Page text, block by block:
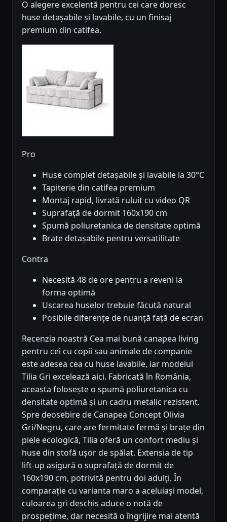
O alegere excelentă pentru cei care doresc
huse detașabile și lavabile, cu un finisaj
premium din catifea.
Pro
Huse complet detașabile și lavabile la 30°C
Tapiterie din catifea premium
Montaj rapid, livrată ruluit cu video QR
Suprafață de dormit 160x190 cm
Spumă poliuretanica de densitate optimă
Brațe detașabile pentru versatilitate
Contra
Necesită 48 de ore pentru a reveni la
forma optimă
Uscarea huselor trebuie făcută natural
Posibile diferențe de nuanță față de ecran
Recenzia noastră Cea mai bună canapea living
pentru cei cu copii sau animale de companie
este adesea cea cu huse lavabile, iar modelul
Tilia Gri excelează aici. Fabricată în România,
aceasta folosește o spumă poliuretanica cu
densitate optimă și un cadru metalic rezistent.
Spre deosebire de Canapea Concept Olivia
Gri/Negru, care are fermitate fermă și brațe din
piele ecologică, Tilia oferă un confort mediu și
huse din stofă ușor de spălat. Extensia de tip
lift-up asigură o suprafață de dormit de
160x190 cm, potrivită pentru doi adulți. În
comparație cu varianta maro a aceluiași model,
culoarea gri deschis aduce o notă de
prospețime, dar necesită o îngrijire mai atentă